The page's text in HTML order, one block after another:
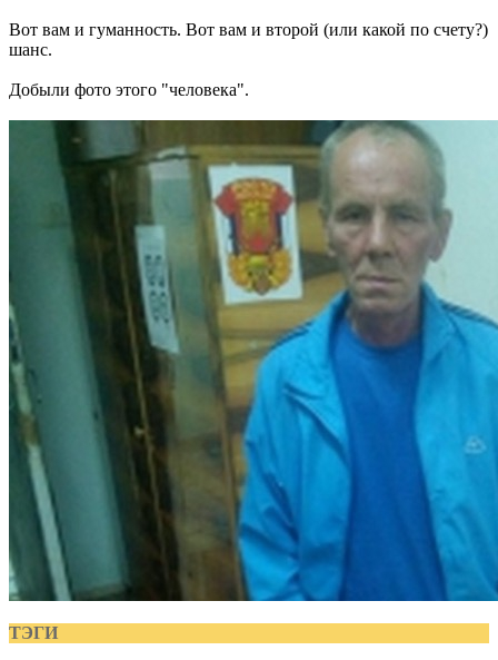
Вот вам и гуманность. Вот вам и второй (или какой по счету?)
шанс.
Добыли фото этого "человека".
ТЭГИ